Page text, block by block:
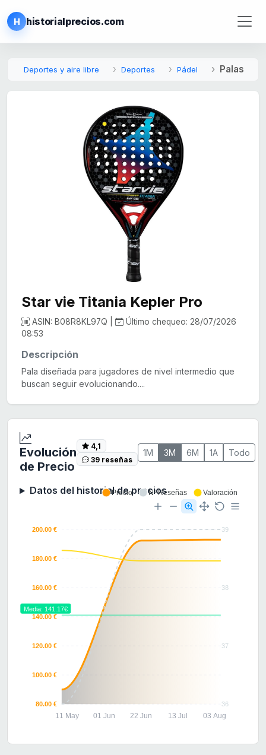
H historialprecios.com
Deportes y aire libre Deportes Pádel Palas
Star vie Titania Kepler Pro
ASIN: B08R8KL97Q |
Último chequeo: 28/07/2026
08:53
Descripción
Pala diseñada para jugadores de nivel intermedio que
buscan seguir evolucionando....
Evolución
de Precio
4,1
39 reseñas
1M 3M 6M 1A Todo
Datos del historial de precios
39
38
37
36
200.00 €
180.00 €
160.00 €
140.00 €
120.00 €
100.00 €
80.00 €
11 May 01 Jun 22 Jun 13 Jul 03 Aug
Media: 141.17€
Precio Nº Reseñas Valoración